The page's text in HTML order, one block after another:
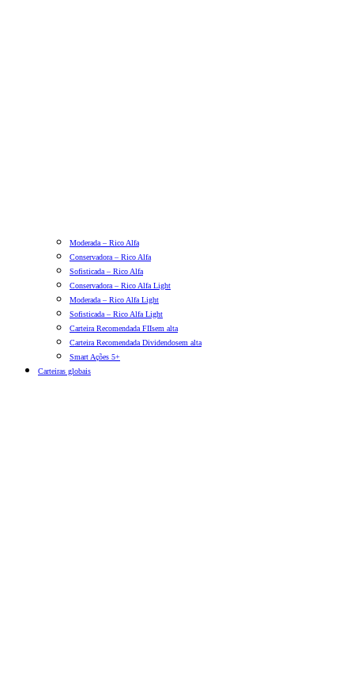
Moderada – Rico Alfa
Conservadora – Rico Alfa
Sofisticada – Rico Alfa
Conservadora – Rico Alfa Light
Moderada – Rico Alfa Light
Sofisticada – Rico Alfa Light
Carteira Recomendada FIIsem alta
Carteira Recomendada Dividendosem alta
Smart Ações 5+
Carteiras globais